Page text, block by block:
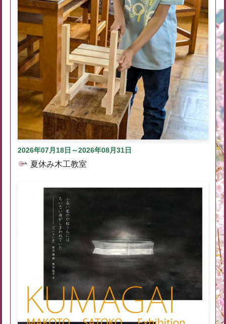
2026年07月18日～2026年08月31日
夏休み木工教室